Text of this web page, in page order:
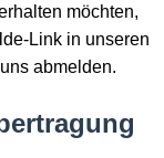
möchten,
Link in unseren
abmelden.